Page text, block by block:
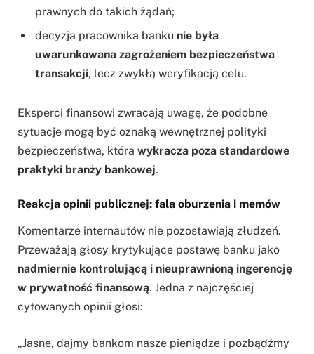
prawnych do takich żądań;
decyzja pracownika banku nie była
uwarunkowana zagrożeniem bezpieczeństwa
transakcji, lecz zwykłą weryfikacją celu.
Eksperci finansowi zwracają uwagę, że podobne
sytuacje mogą być oznaką wewnętrznej polityki
bezpieczeństwa, która wykracza poza standardowe
praktyki branży bankowej.
Reakcja opinii publicznej: fala oburzenia i memów
Komentarze internautów nie pozostawiają złudzeń.
Przeważają głosy krytykujące postawę banku jako
nadmiernie kontrolującą i nieuprawnioną ingerencję
w prywatność finansową. Jedna z najczęściej
cytowanych opinii głosi:
„Jasne, dajmy bankom nasze pieniądze i pozbądźmy